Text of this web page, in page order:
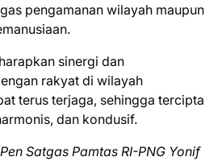
pengamanan wilayah maupun
sinergi dan
rakyat di wilayah
terus terjaga, sehingga tercipta
dan kondusif.
Satgas Pamtas RI-PNG Yonif